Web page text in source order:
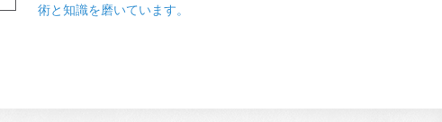
術と知識を磨いています。